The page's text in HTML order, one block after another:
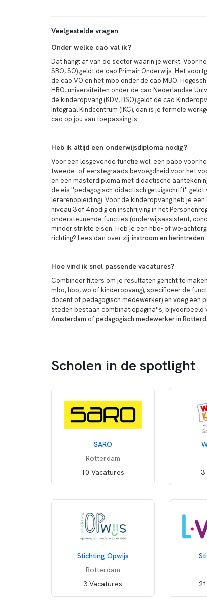
Veelgestelde vragen
Onder welke cao val ik?
Dat hangt af van de sector waarin je werkt. Voor
SBO, SO) geldt de cao Primair Onderwijs. Het
de cao VO en het mbo onder de cao MBO.
HBO; universiteiten onder de cao Nederlandse
de kinderopvang (KDV, BSO) geldt de cao
Integraal Kindcentrum (IKC), dan is je formele
cao op jou van toepassing is.
Heb ik altijd een onderwijsdiploma nodig?
Voor een lesgevende functie wel: een pabo voor
tweede- of eerstegraads bevoegdheid voor het
en een masterdiploma met didactische
de eis ''pedagogisch-didactisch getuigschrift''
lerarenopleiding). Voor de kinderopvang heb je
niveau 3 of 4 nodig en inschrijving in het
ondersteunende functies (onderwijsassistent,
minder strikte eisen. Heb je een hbo- of wo-
richting? Lees dan over zij-instroom en herintreden.
Hoe vind ik snel passende vacatures?
Combineer filters om je resultaten gericht te
mbo, hbo, wo of kinderopvang), specificeer de
docent of pedagogisch medewerker) en voeg een
steden bestaan combinatiepagina''s, bijvoorbeeld
Amsterdam ofpedagogisch medewerker in
Scholen in de spotlight
SARO
Rotterdam
10 Vacatures
3
Stichting Opwijs
Rotterdam
3 Vacatures